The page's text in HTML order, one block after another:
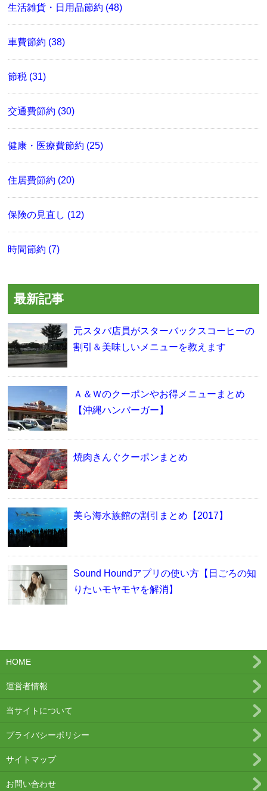
生活雑貨・日用品節約 (48)
車費節約 (38)
節税 (31)
交通費節約 (30)
健康・医療費節約 (25)
住居費節約 (20)
保険の見直し (12)
時間節約 (7)
最新記事
元スタバ店員がスターバックスコーヒーの
割引＆美味しいメニューを教えます
Ａ＆Ｗのクーポンやお得メニューまとめ
【沖縄ハンバーガー】
焼肉きんぐクーポンまとめ
美ら海水族館の割引まとめ【2017】
Sound Houndアプリの使い方【日ごろの知
りたいモヤモヤを解消】
HOME
運営者情報
当サイトについて
プライバシーポリシー
サイトマップ
お問い合わせ